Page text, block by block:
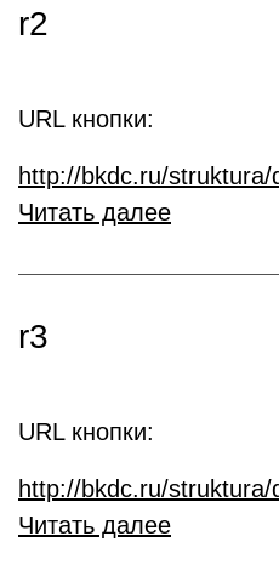
r2
URL кнопки:
http://bkdc.ru/struktura/
Читать далее
r3
URL кнопки:
http://bkdc.ru/struktura/
Читать далее